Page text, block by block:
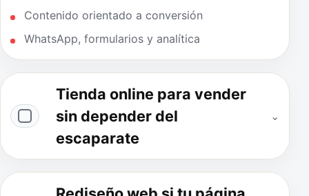
Contenido orientado a conversión
WhatsApp, formularios y analítica
Tienda online para vender
sin depender del
escaparate
⌄